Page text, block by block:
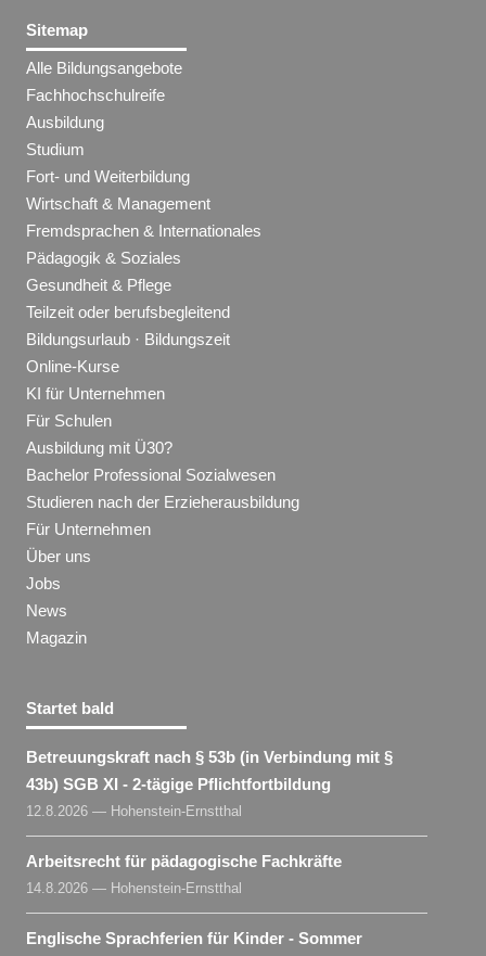
Sitemap
Alle Bildungsangebote
Fachhochschulreife
Ausbildung
Studium
Fort- und Weiterbildung
Wirtschaft & Management
Fremdsprachen & Internationales
Pädagogik & Soziales
Gesundheit & Pflege
Teilzeit oder berufsbegleitend
Bildungsurlaub · Bildungszeit
Online-Kurse
KI für Unternehmen
Für Schulen
Ausbildung mit Ü30?
Bachelor Professional Sozialwesen
Studieren nach der Erzieherausbildung
Für Unternehmen
Über uns
Jobs
News
Magazin
Startet bald
Betreuungskraft nach § 53b (in Verbindung mit §
43b) SGB XI - 2-tägige Pflichtfortbildung
12.8.2026 — Hohenstein-Ernstthal
Arbeitsrecht für pädagogische Fachkräfte
14.8.2026 — Hohenstein-Ernstthal
Englische Sprachferien für Kinder - Sommer